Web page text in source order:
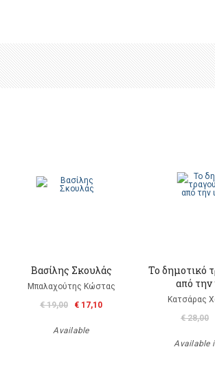
Βασίλης Σκουλάς
Μπαλαχούτης Κώστας
€ 19,00
€ 17,10
Available
Το δημοτικό
από την
Κατσάρας
€ 28,00
Available